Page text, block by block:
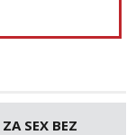
SEX BEZ